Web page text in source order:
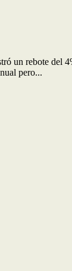
un rebote del
pero...